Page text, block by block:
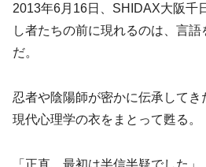
2013年6月16日、SHIDAX大阪千
し者たちの前に現れるのは、言
だ。
忍者や陰陽師が密かに伝承してき
現代心理学の衣をまとって甦る。
「正直、最初は半信半疑でした」